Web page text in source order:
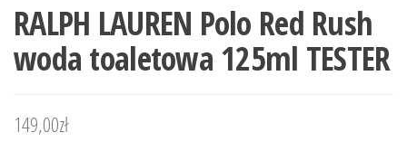
RALPH LAUREN Polo Red Rush
woda toaletowa 125ml TESTER
149,00zł